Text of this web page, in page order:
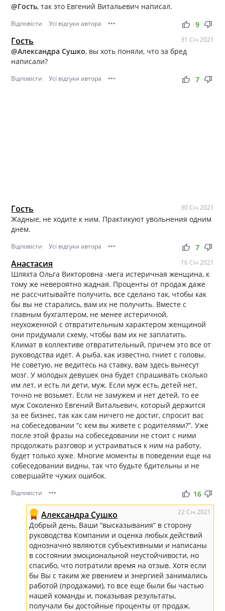
@Гость, так это Евгений Витальевич написал.
Відповісти Усі відгуки автора ••• thumb_up thumb_down
9
Гость 31 Січ 2021
@Александра Сушко, вы хоть поняли, что за бред
написали?
Відповісти Усі відгуки автора ••• thumb_up thumb_down
7
Гость 30 Січ 2021
Жадные, не ходите к ним. Практикуют увольнения одним
днём.
Відповісти Усі відгуки автора ••• thumb_up thumb_down
7
Анастасия 16 Січ 2021
Шляхта Ольга Викторовна -мега истеричная женщина, к
тому же невероятно жадная. Проценты от продаж даже
не рассчитывайте получить, все сделано так, чтобы как
бы вы не старались, вам их не получить. Вместе с
главным бухгалтером, не менее истеричной,
неухоженной с отвратительным характером женщиной
они придумали схему, чтобы вам их не заплатить.
Климат в коллективе отвратительный, причем это все от
руководства идет. А рыба, как известно, гниет с головы.
Не советую, не ведитесь на ставку, вам здесь вынесут
мозг. У молодых девушек она будет спрашивать сколько
им лет, и есть ли дети, муж. Если муж есть, детей нет,
точно не возьмет. Если не замужем и нет детей, то ее
муж Соколенко Евгений Витальевич, который держится
за ее бизнес, так как сам ничего не достиг, спросит вас
на собеседовании “с кем вы живете с родителями?”. Уже
после этой фразы на собеседовании не стоит с ними
продолжать разговор и устраиваться к ним на работу,
будет только хуже. Многие моменты в поведении еще на
собеседовании видны, так что будьте бдительны и не
совершайте чужих ошибок.
Відповісти ••• thumb_up thumb_down
16
Александра Сушко 22 Січ 2021
Добрый день, Ваши “высказывания” в сторону
руководства Компании и оценка любых действий
однозначно являются субъективными и написаны
в состоянии эмоциональной неустойчивости, но
спасибо, что потратили время на отзыв. Хотя если
бы Вы с таким же рвением и энергией занимались
работой (продажами), то все еще были бы частью
нашей команды и, показывая результаты,
получали бы достойные проценты от продаж.